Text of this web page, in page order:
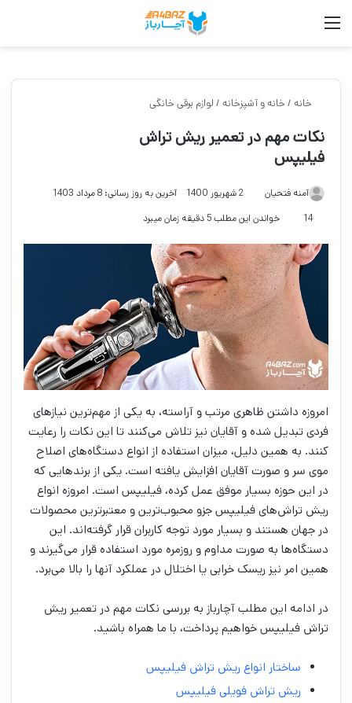
منو
خانه / خانه و آشپزخانه / لوازم برقی خانگی
نکات مهم در تعمیر ریش تراش
فیلیپس
آمنه فتحیان 2 شهریور 1400
آخرین به روز رسانی: 8 مرداد 1403
14
خواندن این مطلب 5 دقیقه زمان میبرد
امروزه داشتن ظاهری مرتب و آراسته، به یکی از مهم‌ترین نیازهای
فردی تبدیل شده و آقایان نیز تلاش می‌کنند تا این نکات را رعایت
کنند. به همین دلیل، میزان استفاده از انواع دستگاه‌های اصلاح
موی سر و صورت آقایان افزایش یافته است. یکی از برندهایی که
در این حوزه بسیار موفق عمل کرده، فیلیپس است. امروزه انواع
ریش تراش‌های فیلیپس جزو محبوب‌ترین و معتبرترین محصولات
در جهان هستند و بسیار مورد توجه کاربران قرار گرفته‌اند. این
دستگاه‌ها به صورت مداوم و روزمره مورد استفاده قرار می‌گیرند و
همین امر نیز ریسک خرابی یا اختلال در عملکرد آنها را بالا می‌برد.
در ادامه این مطلب آچارباز به بررسی نکات مهم در تعمیر ریش
تراش فیلیپس خواهیم پرداخت، با ما همراه باشید.
ساختار انواع ریش تراش فیلیپس
ریش تراش فویلی فیلیپس